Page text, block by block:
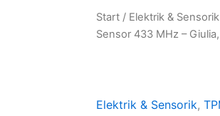
Start / Elektrik & Sensorik
Sensor 433 MHz –
Elektrik & Sensorik,
36,00€
Alfa
Romeo
–